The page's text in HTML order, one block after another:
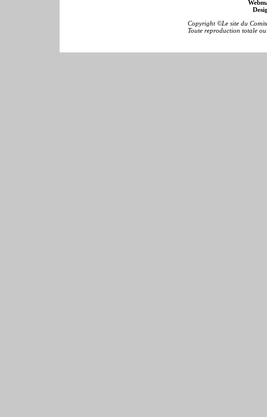
Copyright ©Le site du
Toute reproduction totale